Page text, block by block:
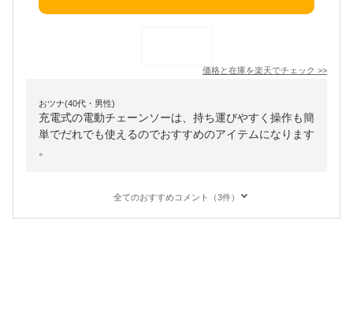
価格と在庫を楽天でチェック >>
おツナ(40代・男性)
充電式の電動チェーンソーは、持ち運びやすく操作も簡
単でだれでも使えるのでおすすめのアイテムになります
。
全てのおすすめコメント（3件）